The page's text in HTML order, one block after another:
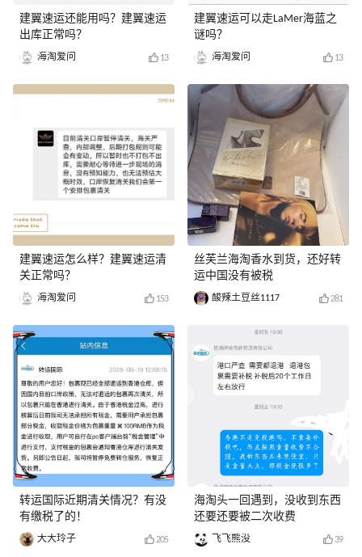
建翼速运还能用吗？建翼速运
出库正常吗？
海淘爱问 13
建翼速运怎么样？建翼速运清
关正常吗？
海淘爱问 153
转运国际近期清关情况？有没
有缴税了的！
大大玲子 205
建翼速运可以走LaMer海蓝之
谜吗？
海淘爱问 13
丝芙兰海淘香水到货，还好转
运中国没有被税
酸辣土豆丝1117 281
海淘头一回遇到，没收到东西
还要还要被二次收费
飞飞熊没 39